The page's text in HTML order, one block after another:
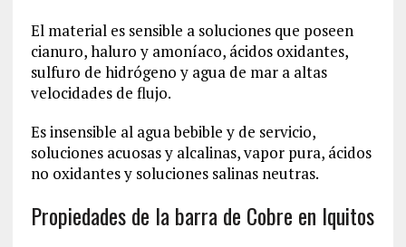
El material es sensible a soluciones que poseen
cianuro, haluro y amoníaco, ácidos oxidantes,
sulfuro de hidrógeno y agua de mar a altas
velocidades de flujo.
Es insensible al agua bebible y de servicio,
soluciones acuosas y alcalinas, vapor pura, ácidos
no oxidantes y soluciones salinas neutras.
Propiedades de la barra de Cobre en Iquitos